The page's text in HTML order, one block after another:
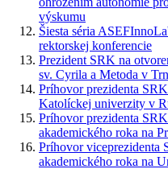
výskumu
Šiesta séria
rektorskej konferencie
Prezident SRK na
sv. Cyrila a Metoda v
Príhovor prezidenta
Katolíckej univerzity v
Príhovor prezidenta
akademického roka na
Príhovor viceprezidenta
akademického roka na